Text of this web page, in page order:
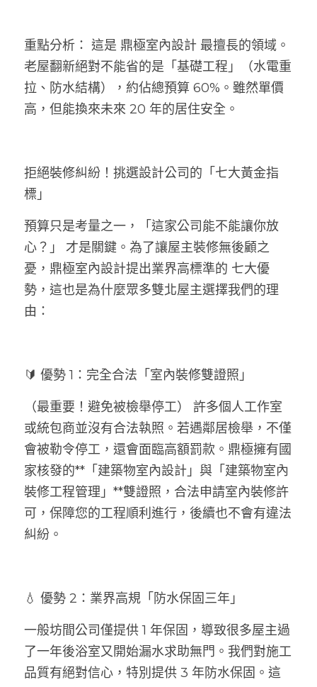
重點分析： 這是 鼎極室內設計 最擅長的領域。
老屋翻新絕對不能省的是「基礎工程」（水電重
拉、防水結構），約佔總預算 60%。雖然單價
高，但能換來未來 20 年的居住安全。
拒絕裝修糾紛！挑選設計公司的「七大黃金指
標」
預算只是考量之一，「這家公司能不能讓你放
心？」 才是關鍵。為了讓屋主裝修無後顧之
憂，鼎極室內設計提出業界高標準的 七大優
勢，這也是為什麼眾多雙北屋主選擇我們的理
由：
🔰 優勢 1：完全合法「室內裝修雙證照」
（最重要！避免被檢舉停工） 許多個人工作室
或統包商並沒有合法執照。若遇鄰居檢舉，不僅
會被勒令停工，還會面臨高額罰款。鼎極擁有國
家核發的**「建築物室內設計」與「建築物室內
裝修工程管理」**雙證照，合法申請室內裝修許
可，保障您的工程順利進行，後續也不會有違法
糾紛。
💧 優勢 2：業界高規「防水保固三年」
一般坊間公司僅提供 1 年保固，導致很多屋主過
了一年後浴室又開始漏水求助無門。我們對施工
品質有絕對信心，特別提供 3 年防水保固。這